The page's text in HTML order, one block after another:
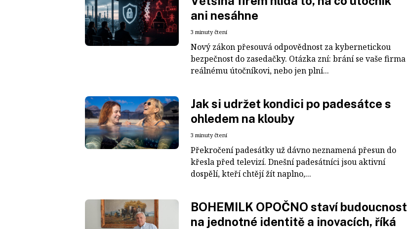
ani nesáhne
3 minuty čtení
Nový zákon přesouvá odpovědnost za kybernetickou
bezpečnost do zasedačky. Otázka zní: brání se vaše firma
reálnému útočníkovi, nebo jen plní...
Jak si udržet kondici po padesátce s
ohledem na klouby
3 minuty čtení
Překročení padesátky už dávno neznamená přesun do
křesla před televizí. Dnešní padesátníci jsou aktivní
dospělí, kteří chtějí žít naplno,...
BOHEMILK OPOČNO staví budoucnost
na jednotné identitě a inovacích, říká